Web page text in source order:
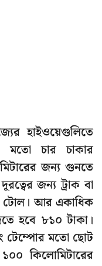
হাইওয়েগুলিতে
মতো চার চাকার
জন্য গুনতে
জন্য ট্রাক বা
টোল। আর একাধিক
হবে ৮১০ টাকা।
টেম্পোর মতো ছোট
কিলোমিটারের